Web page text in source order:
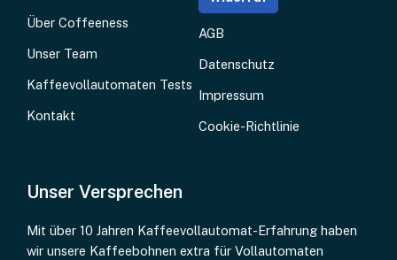
Über Coffeeness
Unser Team
Kaffeevollautomaten Tests
Kontakt
AGB
Datenschutz
Impressum
Cookie-Richtlinie
Unser Versprechen
Mit über 10 Jahren Kaffeevollautomat-Erfahrung haben
wir unsere Kaffeebohnen extra für Vollautomaten